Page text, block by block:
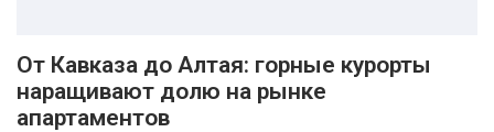
От Кавказа до Алтая: горные курорты
наращивают долю на рынке
апартаментов